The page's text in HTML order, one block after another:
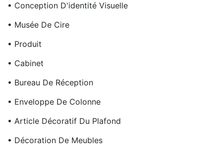
• Conception D'identité Visuelle
• Musée De Cire
• Produit
• Cabinet
• Bureau De Réception
• Enveloppe De Colonne
• Article Décoratif Du Plafond
• Décoration De Meubles